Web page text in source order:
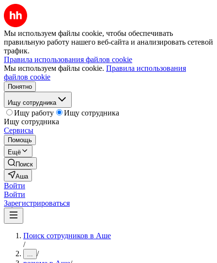
Мы используем файлы cookie, чтобы обеспечивать
правильную работу нашего веб-сайта и анализировать сетевой
трафик.
Правила использования файлов cookie
Мы используем файлы cookie. Правила использования
файлов cookie
Понятно
Ищу сотрудника
Ищу работу
Ищу сотрудника
Ищу сотрудника
Сервисы
Помощь
Ещё
Поиск
Аша
Войти
Войти
Зарегистрироваться
Поиск сотрудников в Аше
/
... /